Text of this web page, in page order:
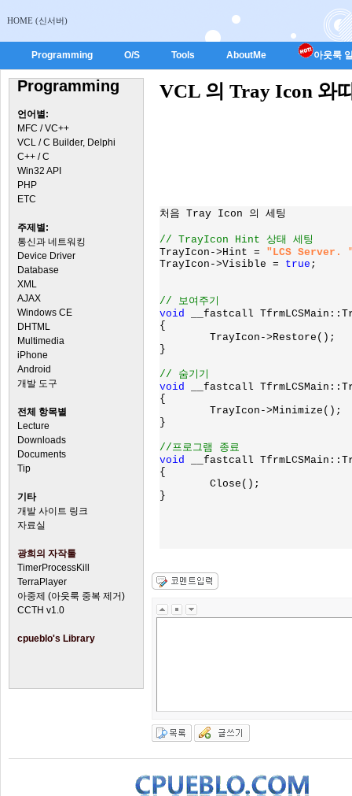
HOME (신서버)
Programming O/S Tools AboutMe 아웃룩
Programming
언어별:
MFC / VC++
VCL / C Builder, Delphi
C++ / C
Win32 API
PHP
ETC
주제별:
통신과 네트워킹
Device Driver
Database
XML
AJAX
Windows CE
DHTML
Multimedia
iPhone
Android
개발 도구
전체 항목별
Lecture
Downloads
Documents
Tip
기타
개발 사이트 링크
자료실
광희의 자작툴
TimerProcessKill
TerraPlayer
아중제 (아웃룩 중복 제거)
CCTH v1.0
cpueblo's Library
VCL 의 Tray Icon 와
처음 Tray Icon 의 세팅
TrayIcon->Hint = "LCS Server.
TrayIcon->Visible = true ;
void
__fastcall
{
        TrayIcon->Restore();
}
void
__fastcall
{
        TrayIcon->Minimize();
}
void
__fastcall
{
        Close();
}